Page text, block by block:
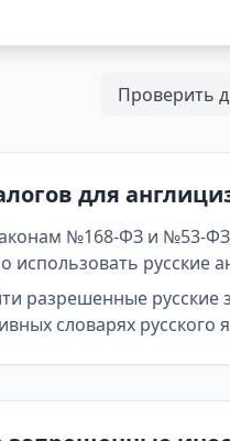
Проверить
для
№168-ФЗ и №53-
использовать русские
разрешенные
словарях русского